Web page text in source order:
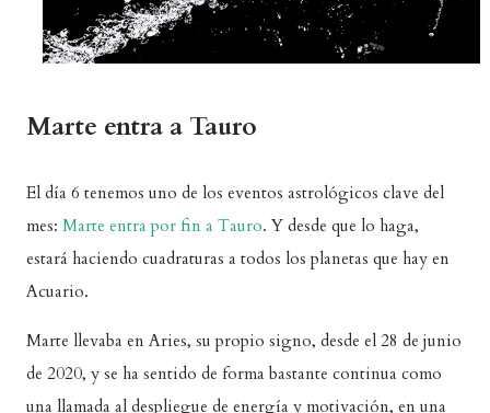
Marte entra a Tauro
El día 6 tenemos uno de los eventos astrológicos clave del
mes: Marte entra por fin a Tauro. Y desde que lo haga,
estará haciendo cuadraturas a todos los planetas que hay en
Acuario.
Marte llevaba en Aries, su propio signo, desde el 28 de junio
de 2020, y se ha sentido de forma bastante continua como
una llamada al despliegue de energía y motivación, en una